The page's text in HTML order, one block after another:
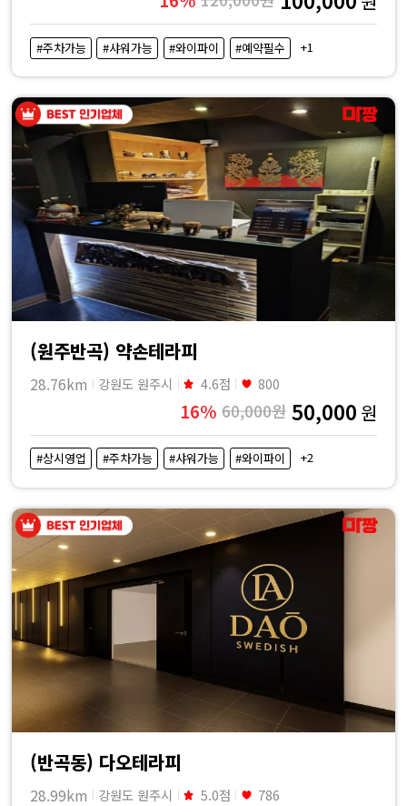
#주차가능 #샤워가능 #와이파이 #예약필수 +1
(원주반곡) 약손테라피
28.76km 강원도 원주시 4.6점 800
16% 60,000원 50,000 원
#상시영업 #주차가능 #샤워가능 #와이파이 +2
(반곡동) 다오테라피
28.99km 강원도 원주시 5.0점 786